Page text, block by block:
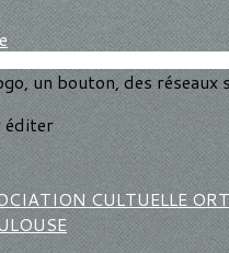
un bouton, des réseaux
éditer